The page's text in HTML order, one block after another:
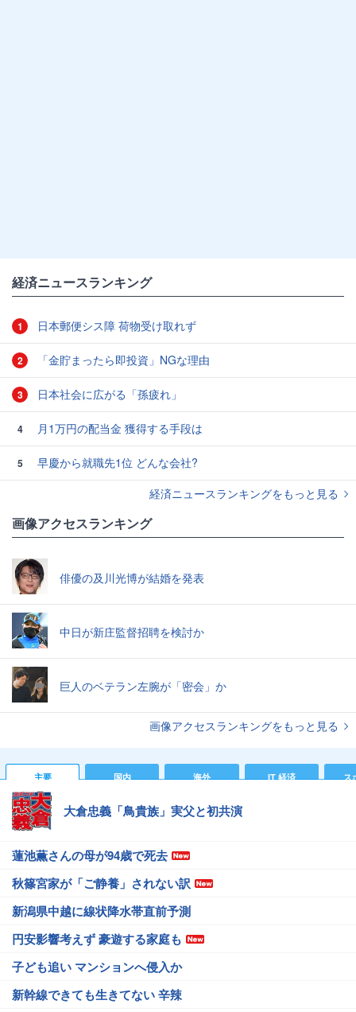
経済ニュースランキング
1 日本郵便シス障 荷物受け取れず
2 「金貯まったら即投資」NGな理由
3 日本社会に広がる「孫疲れ」
4 月1万円の配当金 獲得する手段は
5
早慶から就職先1位 どんな会社?
経済ニュースランキングをもっと見る
画像アクセスランキング
俳優の及川光博が結婚を発表
中日が新庄監督招聘を検討か
巨人のベテラン左腕が「密会」か
画像アクセスランキングをもっと見る
主要 国内 海外 IT 経済 ス
大倉忠義「鳥貴族」実父と初共演
蓮池薫さんの母が94歳で死去
秋篠宮家が「ご静養」されない訳
新潟県中越に線状降水帯直前予測
円安影響考えず 豪遊する家庭も
子ども追い マンションへ侵入か
新幹線できても生きてない 辛辣